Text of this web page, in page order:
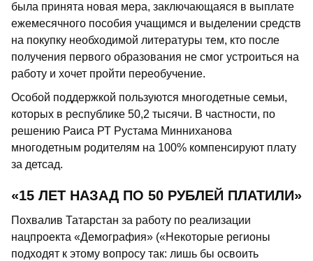
была принята новая мера, заключающаяся в выплате
ежемесячного пособия учащимся и выделении средств
на покупку необходимой литературы тем, кто после
получения первого образования не смог устроиться на
работу и хочет пройти переобучение.
Особой поддержкой пользуются многодетные семьи,
которых в республике 50,2 тысячи. В частности, по
решению Раиса РТ Рустама Минниханова
многодетным родителям на 100% компенсируют плату
за детсад.
«15 ЛЕТ НАЗАД ПО 50 РУБЛЕЙ ПЛАТИЛИ»
Похвалив Татарстан за работу по реализации
нацпроекта «Демография» («Некоторые регионы
подходят к этому вопросу так: лишь бы освоить